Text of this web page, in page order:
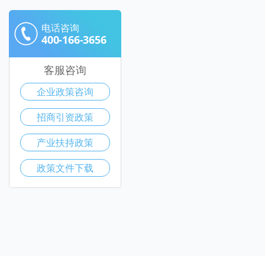
电话咨询
400-166-3656
客服咨询
企业政策咨询
招商引资政策
产业扶持政策
政策文件下载